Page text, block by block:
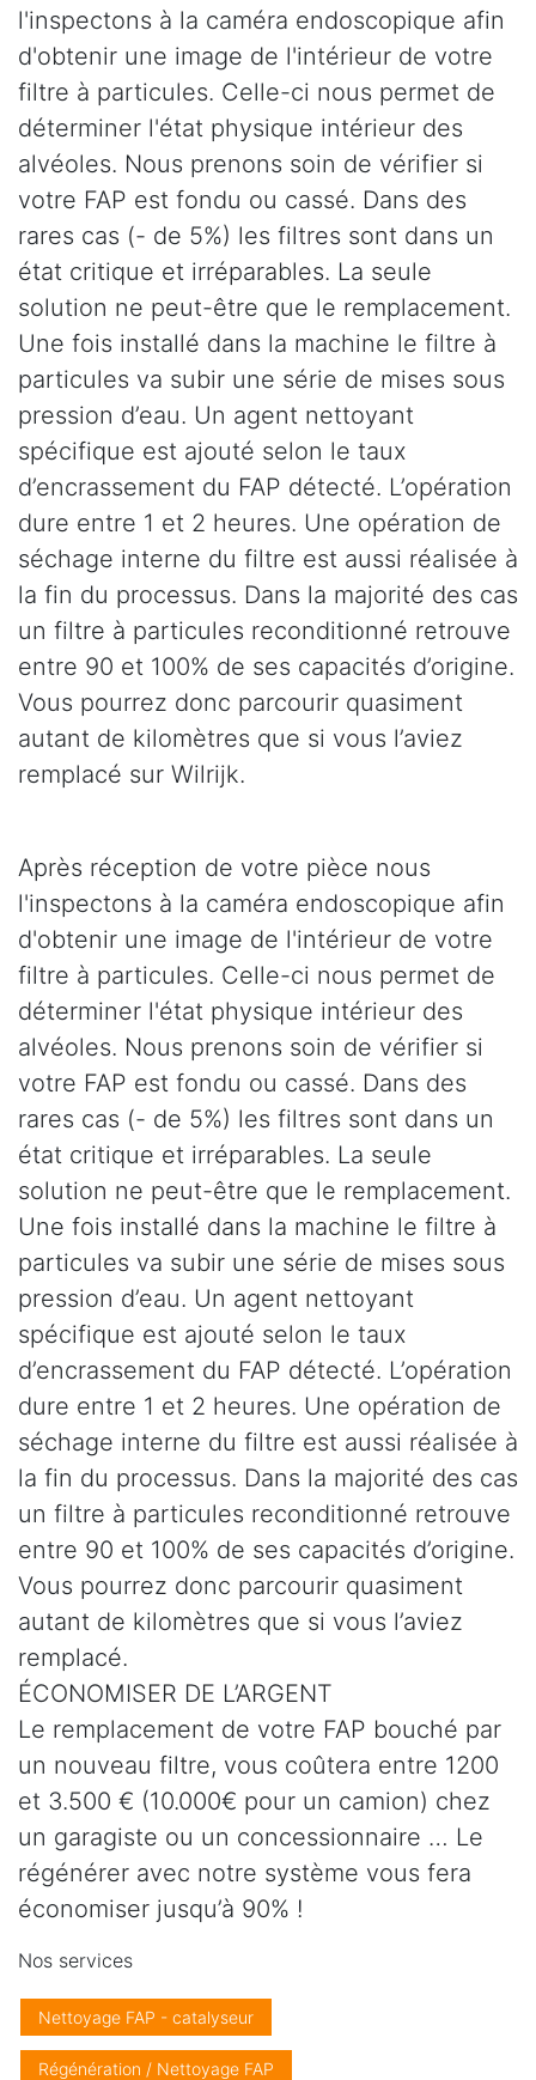
l'inspectons à la caméra endoscopique afin
d'obtenir une image de l'intérieur de votre
filtre à particules. Celle-ci nous permet de
déterminer l'état physique intérieur des
alvéoles. Nous prenons soin de vérifier si
votre FAP est fondu ou cassé. Dans des
rares cas (- de 5%) les filtres sont dans un
état critique et irréparables. La seule
solution ne peut-être que le remplacement.
Une fois installé dans la machine le filtre à
particules va subir une série de mises sous
pression d’eau. Un agent nettoyant
spécifique est ajouté selon le taux
d’encrassement du FAP détecté. L’opération
dure entre 1 et 2 heures. Une opération de
séchage interne du filtre est aussi réalisée à
la fin du processus. Dans la majorité des cas
un filtre à particules reconditionné retrouve
entre 90 et 100% de ses capacités d’origine.
Vous pourrez donc parcourir quasiment
autant de kilomètres que si vous l’aviez
remplacé sur Wilrijk.
Après réception de votre pièce nous
l'inspectons à la caméra endoscopique afin
d'obtenir une image de l'intérieur de votre
filtre à particules. Celle-ci nous permet de
déterminer l'état physique intérieur des
alvéoles. Nous prenons soin de vérifier si
votre FAP est fondu ou cassé. Dans des
rares cas (- de 5%) les filtres sont dans un
état critique et irréparables. La seule
solution ne peut-être que le remplacement.
Une fois installé dans la machine le filtre à
particules va subir une série de mises sous
pression d’eau. Un agent nettoyant
spécifique est ajouté selon le taux
d’encrassement du FAP détecté. L’opération
dure entre 1 et 2 heures. Une opération de
séchage interne du filtre est aussi réalisée à
la fin du processus. Dans la majorité des cas
un filtre à particules reconditionné retrouve
entre 90 et 100% de ses capacités d’origine.
Vous pourrez donc parcourir quasiment
autant de kilomètres que si vous l’aviez
remplacé.
ÉCONOMISER DE L’ARGENT
Le remplacement de votre FAP bouché par
un nouveau filtre, vous coûtera entre 1200
et 3.500 € (10.000€ pour un camion) chez
un garagiste ou un concessionnaire … Le
régénérer avec notre système vous fera
économiser jusqu’à 90% !
Nos services
Nettoyage FAP - catalyseur
Régénération / Nettoyage FAP